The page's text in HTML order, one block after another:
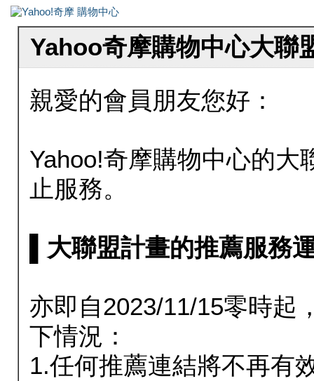
Yahoo奇摩購物中心大聯
親愛的會員朋友您好：
Yahoo!奇摩購物中心的大
止服務。
▌大聯盟計畫的推薦服務
亦即自2023/11/15零時起
下情況：
1.任何推薦連結將不再有